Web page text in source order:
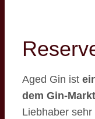
Aged Gin ist
dem Gin-Markt
Liebhaber